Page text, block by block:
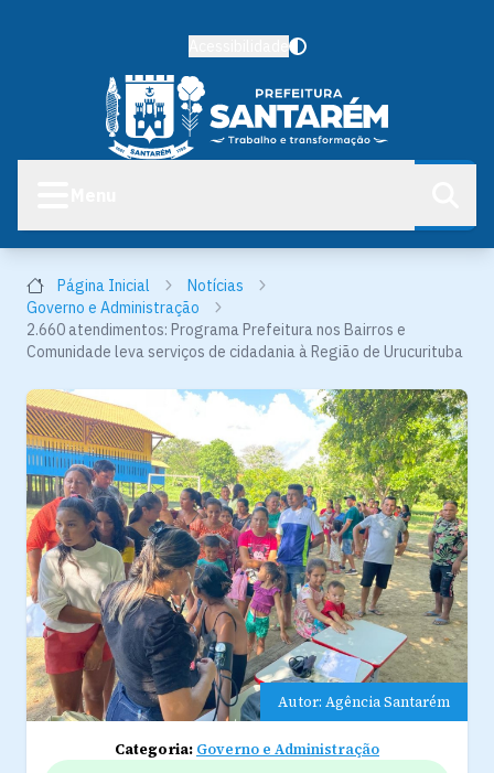
Página Inicial
Notícias
Governo e Administração
2.660 atendimentos: Programa Prefeitura nos Bairros e
Comunidade leva serviços de cidadania à Região de Urucurituba
Autor: Agência Santarém
Categoria: Governo e Administração